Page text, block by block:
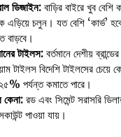
ডিজাইন: বাড়ির বাইরে খুব বেশি
চলুন। যত বেশি ‘কার্ভ’
বাড়বে।
টাইলস: বর্তমানে দেশীয়
টাইলস বিদেশি টাইলসের
পর্যন্ত কমাতে পারে।
কেনা: রড এবং সিমেন্ট সরাসরি
পাওয়া যায়।